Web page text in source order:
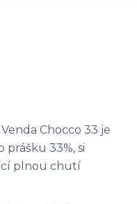
Chocco 33 je
33%, si
plnou chutí